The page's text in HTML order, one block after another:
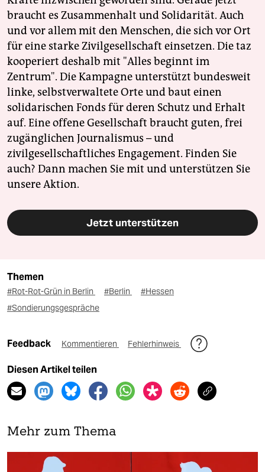
braucht es Zusammenhalt und Solidarität. Auch
und vor allem mit den Menschen, die sich vor Ort
für eine starke Zivilgesellschaft einsetzen. Die taz
kooperiert deshalb mit "Alles beginnt im
Zentrum". Die Kampagne unterstützt bundesweit
linke, selbstverwaltete Orte und baut einen
solidarischen Fonds für deren Schutz und Erhalt
auf. Eine offene Gesellschaft braucht guten, frei
zugänglichen Journalismus – und
zivilgesellschaftliches Engagement. Finden Sie
auch? Dann machen Sie mit und unterstützen Sie
unsere Aktion.
Jetzt unterstützen
Themen
#Rot-Rot-Grün in Berlin #Berlin
#Hessen
#Sondierungsgespräche
Feedback Kommentieren Fehlerhinweis
Diesen Artikel teilen
Mehr zum Thema